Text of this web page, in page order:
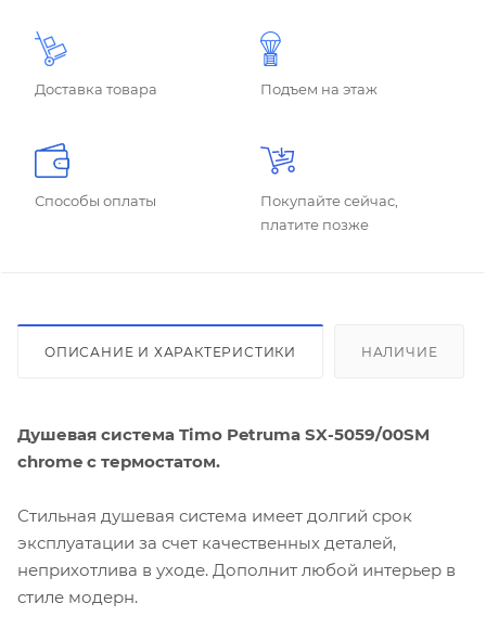
Доставка товара Подъем на этаж
Способы оплаты
Покупайте сейчас,
платите позже
ОПИСАНИЕ И ХАРАКТЕРИСТИКИ НАЛИЧИЕ
Душевая система Timo Petruma SX-5059/00SM
chrome с термостатом.
Стильная душевая система имеет долгий срок
эксплуатации за счет качественных деталей,
неприхотлива в уходе. Дополнит любой интерьер в
стиле модерн.